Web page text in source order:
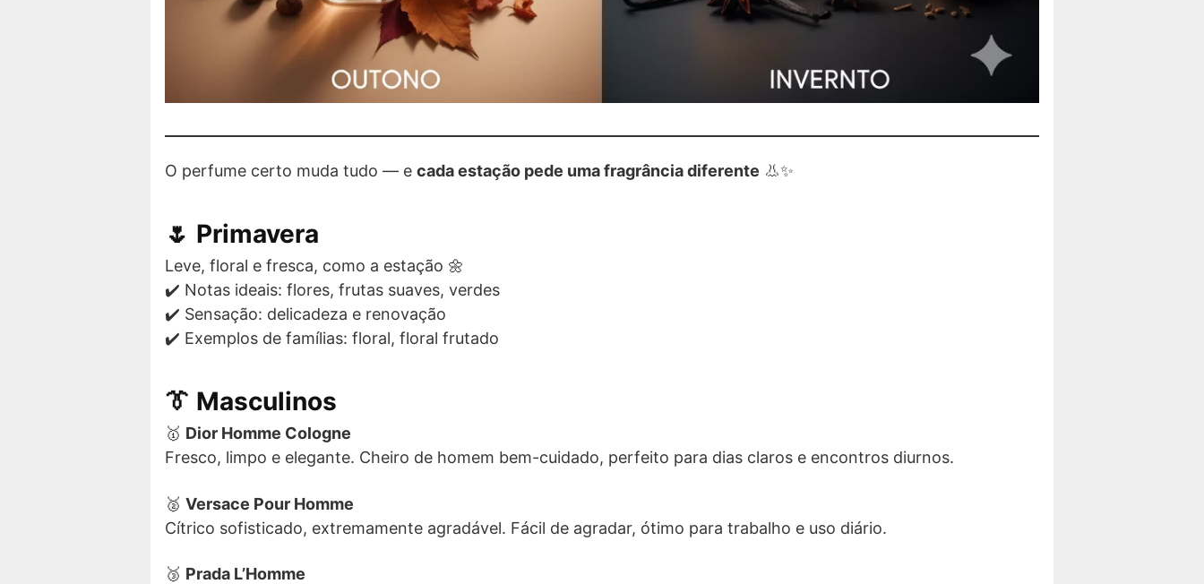
O perfume certo muda tudo — e cada estação pede uma fragrância diferente 👃✨
🌷 Primavera
Leve, floral e fresca, como a estação 🌼
✔️ Notas ideais: flores, frutas suaves, verdes
✔️ Sensação: delicadeza e renovação
✔️ Exemplos de famílias: floral, floral frutado
👔 Masculinos
🥇 Dior Homme Cologne
Fresco, limpo e elegante. Cheiro de homem bem-cuidado, perfeito para dias claros e encontros diurnos.
🥈 Versace Pour Homme
Cítrico sofisticado, extremamente agradável. Fácil de agradar, ótimo para trabalho e uso diário.
🥉 Prada L’Homme